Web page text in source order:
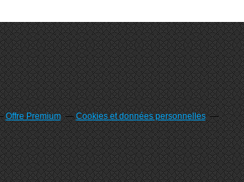
Offre Premium
Cookies et données personnelles